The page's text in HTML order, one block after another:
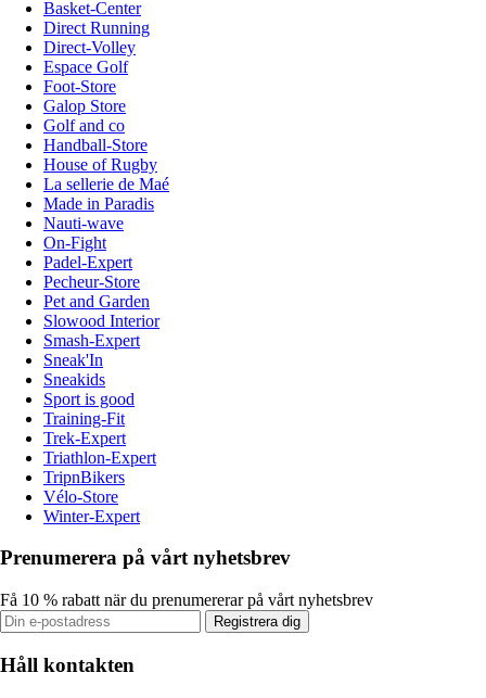
Basket-Center
Direct Running
Direct-Volley
Espace Golf
Foot-Store
Galop Store
Golf and co
Handball-Store
House of Rugby
La sellerie de Maé
Made in Paradis
Nauti-wave
On-Fight
Padel-Expert
Pecheur-Store
Pet and Garden
Slowood Interior
Smash-Expert
Sneak'In
Sneakids
Sport is good
Training-Fit
Trek-Expert
Triathlon-Expert
TripnBikers
Vélo-Store
Winter-Expert
Prenumerera på vårt nyhetsbrev
Få 10 % rabatt när du prenumererar på vårt nyhetsbrev
Registrera dig
Håll kontakten